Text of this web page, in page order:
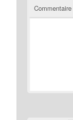
Commentaire